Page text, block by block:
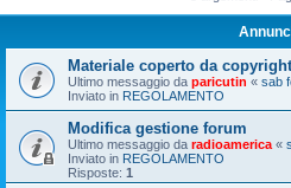
Materiale coperto da copyright
Ultimo messaggio da paricutin « sab
Inviato in REGOLAMENTO
Modifica gestione forum
Ultimo messaggio da radioamerica «
Inviato in REGOLAMENTO
Risposte: 1